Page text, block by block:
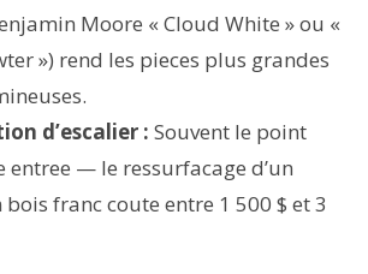
Moore « Cloud White » ou «
») rend les pieces plus grandes
d’escalier : Souvent le point
entree — le ressurfacage d’un
bois franc coute entre 1 500 $ et 3